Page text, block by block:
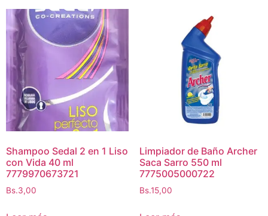
Shampoo Sedal 2 en 1 Liso
con Vida 40 ml
7779970673721
Bs.3,00
Limpiador de Baño Archer
Saca Sarro 550 ml
7775005000722
Bs.15,00